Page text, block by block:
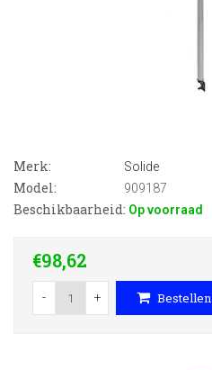
Merk: Solide
Model: 909187
Beschikbaarheid: Op voorraad
€98,62
- + Bestellen